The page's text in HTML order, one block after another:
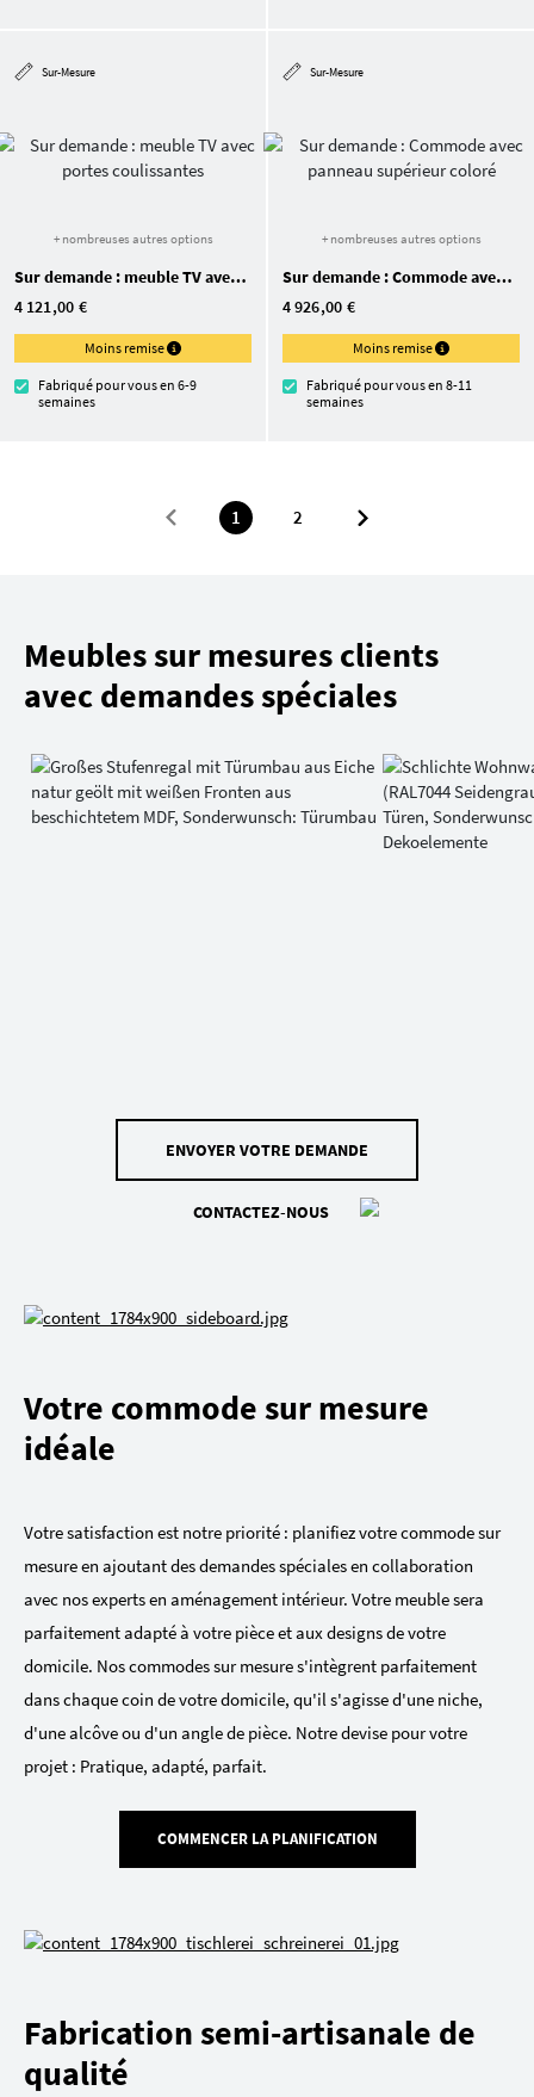
Sur-Mesure
+ nombreuses autres options
Sur demande : meuble TV avec portes coulissantes
4 121,00 €
Moins remise
Fabriqué pour vous en 6-9
semaines
Sur-Mesure
+ nombreuses autres options
Sur demande : Commode avec panneau supérieur coloré
4 926,00 €
Moins remise
Fabriqué pour vous en 8-11
semaines
1 2
Meubles sur mesures clients
avec demandes spéciales
ENVOYER VOTRE DEMANDE
CONTACTEZ-NOUS
Votre commode sur mesure
idéale
Votre satisfaction est notre priorité : planifiez votre commode sur
mesure en ajoutant des demandes spéciales en collaboration
avec nos experts en aménagement intérieur. Votre meuble sera
parfaitement adapté à votre pièce et aux designs de votre
domicile. Nos commodes sur mesure s'intègrent parfaitement
dans chaque coin de votre domicile, qu'il s'agisse d'une niche,
d'une alcôve ou d'un angle de pièce. Notre devise pour votre
projet : Pratique, adapté, parfait.
COMMENCER LA PLANIFICATION
Fabrication semi-artisanale de
qualité